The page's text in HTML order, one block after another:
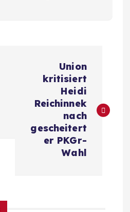
Union
kritisiert
Heidi
Reichinnek
nach
gescheitert
er PKGr-
Wahl